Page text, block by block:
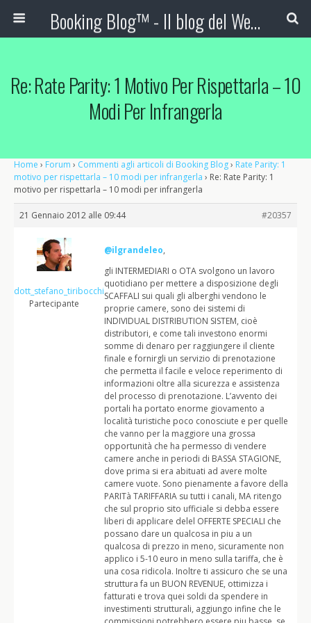
Booking Blog™ - Il blog del Web Marketing Turistico
Re: Rate Parity: 1 Motivo Per Rispettarla – 10
Modi Per Infrangerla
Home › Forum › Commenti agli articoli di Booking Blog› Rate Parity: 1
motivo per rispettarla – 10 modi per infrangerla › Re: Rate Parity: 1
motivo per rispettarla – 10 modi per infrangerla
21 Gennaio 2012 alle 09:44 #20357
dott_stefano_tiribocchi
Partecipante
@ilgrandeleo,
gli INTERMEDIARI o OTA svolgono un lavoro
quotidiano per mettere a disposizione degli
SCAFFALI sui quali gli alberghi vendono le
proprie camere, sono dei sistemi di
INDIVIDUAL DISTRIBUTION SISTEM, cioè
distributori, e come tali investono enormi
somme di denaro per raggiungere il cliente
finale e fornirgli un servizio di prenotazione
che permetta il facile e veloce reperimento di
informazioni oltre alla sicurezza e assistenza
del processo di prenotazione. L’avvento dei
portali ha portato enorme giovamento a
località turistiche poco conosciute e per quelle
che vanno per la maggiore una grossa
opportunità che ha permesso di vendere
camere anche in periodi di BASSA STAGIONE,
dove prima si era abituati ad avere molte
camere vuote. Sono pienamente a favore della
PARITà TARIFFARIA su tutti i canali, MA ritengo
che sul proprio sito ufficiale si debba essere
liberi di applicare delel OFFERTE SPECIALI che
possano dare un qualcosa in piu a un
qualcosa di prezzo in meno, sicuramente non
applico i 5-10 euro in meno sulla tariffa, che è
una cosa ridicola. Inoltre ti assicuro che se una
struttura fa un BUON REVENUE, ottimizza i
fatturati e trova quei soldi da spendere in
investimenti strutturali, aggiungo infine che le